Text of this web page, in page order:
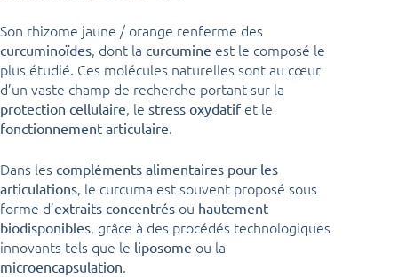
Son rhizome jaune / orange renferme des
curcuminoïdes, dont la curcumine est le composé le
plus étudié. Ces molécules naturelles sont au cœur
d’un vaste champ de recherche portant sur la
protection cellulaire, le stress oxydatifet le
fonctionnement articulaire.
Dans les compléments alimentaires pour les
articulations, le curcuma est souvent proposé sous
forme d’extraits concentrés ou hautement
biodisponibles, grâce à des procédés technologiques
innovants tels que le liposome ou la
microencapsulation.